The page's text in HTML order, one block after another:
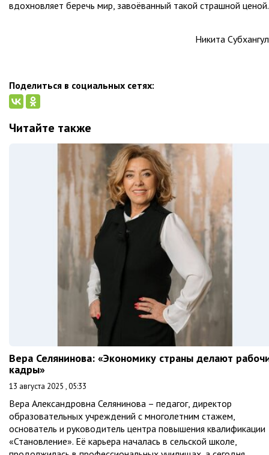
вдохновляет беречь мир, завоёванный такой страшной ценой.
Никита
Поделиться в социальных сетях:
Читайте также
Вера Селянинова: «Экономику страны делают
кадры»
13 августа 2025 , 05:33
Вера Александровна Селянинова – педагог, директор
образовательных учреждений с многолетним стажем,
основатель и руководитель центра повышения квалификации
«Становление». Её карьера началась в сельской школе,